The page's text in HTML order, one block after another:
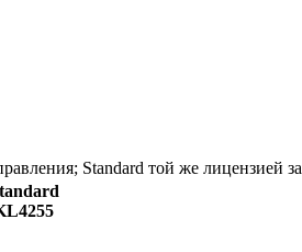
Standard той же лицензией